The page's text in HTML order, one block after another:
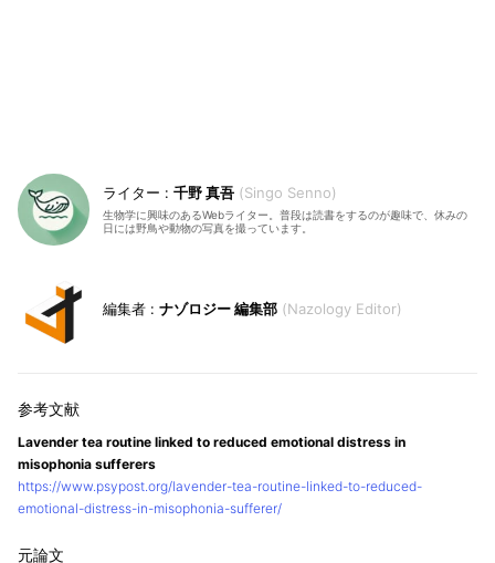
千野 真吾 Singo Senno
生物学に興味のあるWebライター。普段は読書をするのが趣味で、休みの
日には野鳥や動物の写真を撮っています。
ナゾロジー 編集部 Nazology Editor
Lavender tea routine linked to reduced emotional distress in
misophonia sufferers
https://www.psypost.org/lavender-tea-routine-linked-to-reduced-
emotional-distress-in-misophonia-sufferer/